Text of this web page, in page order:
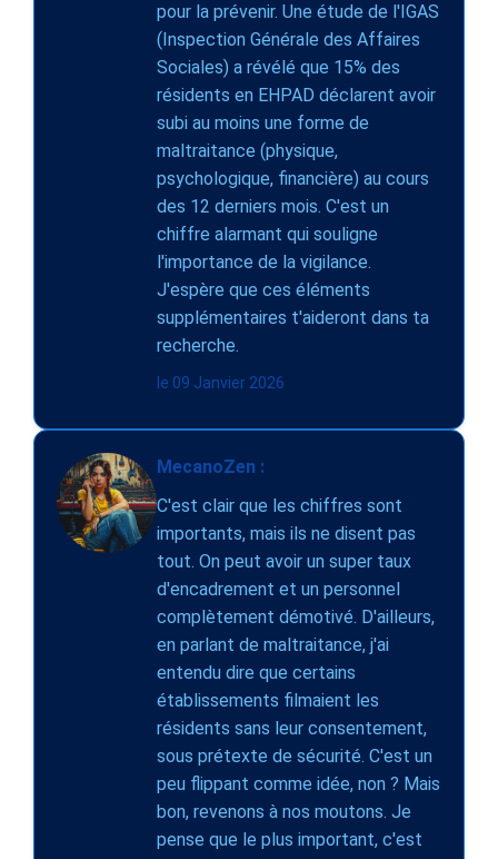
pour la prévenir. Une étude de l'IGAS
(Inspection Générale des Affaires
Sociales) a révélé que 15% des
résidents en EHPAD déclarent avoir
subi au moins une forme de
maltraitance (physique,
psychologique, financière) au cours
des 12 derniers mois. C'est un
chiffre alarmant qui souligne
l'importance de la vigilance.
J'espère que ces éléments
supplémentaires t'aideront dans ta
recherche.
le 09 Janvier 2026
MecanoZen :
C'est clair que les chiffres sont
importants, mais ils ne disent pas
tout. On peut avoir un super taux
d'encadrement et un personnel
complètement démotivé. D'ailleurs,
en parlant de maltraitance, j'ai
entendu dire que certains
établissements filmaient les
résidents sans leur consentement,
sous prétexte de sécurité. C'est un
peu flippant comme idée, non ? Mais
bon, revenons à nos moutons. Je
pense que le plus important, c'est